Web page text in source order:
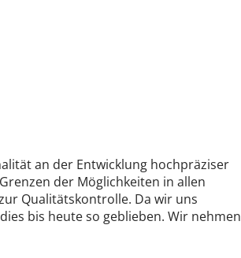
an der Entwicklung hochpräziser
der Möglichkeiten in allen
Qualitätskontrolle. Da wir uns
bis heute so geblieben. Wir nehmen